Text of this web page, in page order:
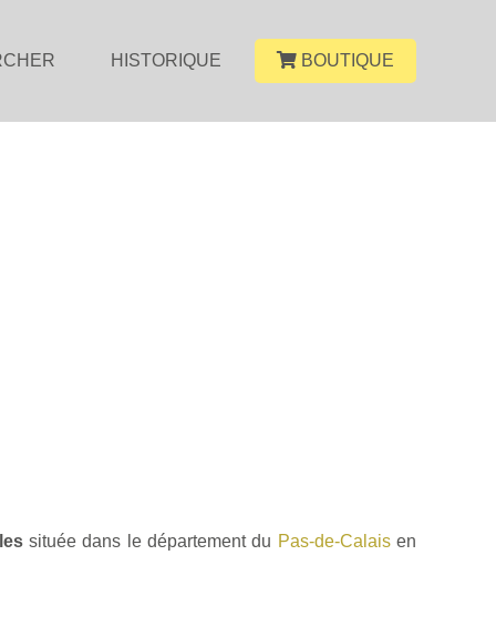
HISTORIQUE BOUTIQUE
située dans le département du Pas-de-Calaisen